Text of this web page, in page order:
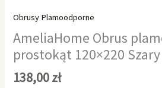
Obrusy Plamoodporne
AmeliaHome Obrus
prostokąt 120×220 Szary
138,00zł